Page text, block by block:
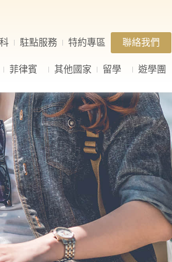
駐點服務 特約專區 聯絡我們
菲律賓 其他國家 留學 遊學團